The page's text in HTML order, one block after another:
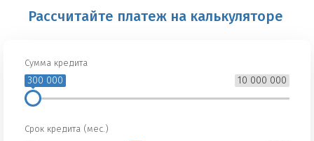
Рассчитайте платеж на калькуляторе
Сумма кредита
10 000 000
300 000
Срок кредита (мес.)